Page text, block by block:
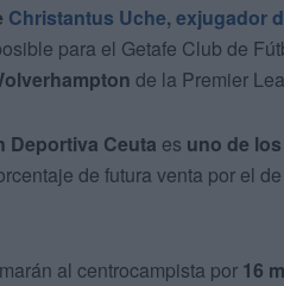
Christantus Uche, exjugador
para el Getafe Club de
de la Premier
Deportiva Ceuta es uno de
de futura venta por el
al centrocampista por 16